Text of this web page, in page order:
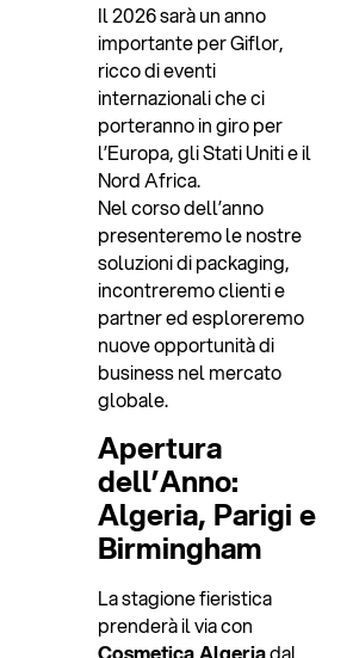
Il 2026 sarà un anno
importante per Giflor,
ricco di eventi
internazionali che ci
porteranno in giro per
l’Europa, gli Stati Uniti e il
Nord Africa.
Nel corso dell’anno
presenteremo le nostre
soluzioni di packaging,
incontreremo clienti e
partner ed esploreremo
nuove opportunità di
business nel mercato
globale.
Apertura
dell’Anno:
Algeria, Parigi e
Birmingham
La stagione fieristica
prenderà il via con
Cosmetica Algeriadal